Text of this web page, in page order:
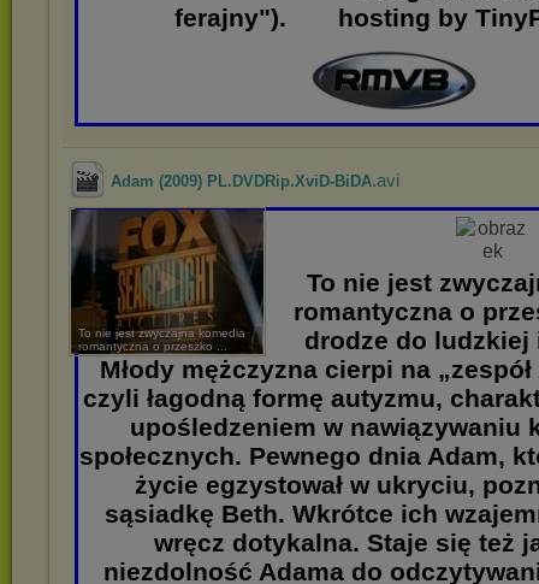
ferajny").
Adam (2009) PL.DVDRip.XviD-BiDA.avi
To nie jest zwyczajna komedia
romantyczna o przeszko ...
To nie jest
romantyczna o
drodze do
Młody mężczyzna cierpi na
czyli łagodną formę autyzmu,
upośledzeniem w nawiązywaniu
społecznych. Pewnego dnia Adam,
życie egzystował w ukryciu,
sąsiadkę Beth. Wkrótce ich
wręcz dotykalna. Staje się też
niezdolność Adama do